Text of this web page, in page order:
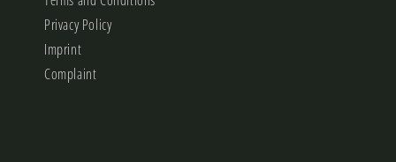
Privacy Policy
Imprint
Complaint